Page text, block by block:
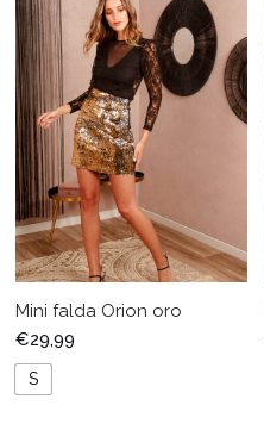
Mini falda Orion oro
€29,99
S